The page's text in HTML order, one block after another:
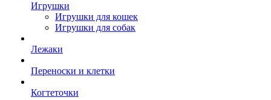
Игрушки
Игрушки для кошек
Игрушки для собак
Лежаки
Переноски и клетки
Когтеточки